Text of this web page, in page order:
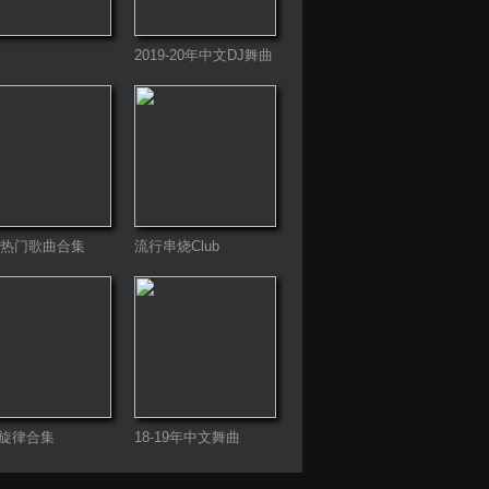
2019-20年中文DJ舞曲
门歌曲合集 流行串烧Club
律合集
18-19年中文舞曲